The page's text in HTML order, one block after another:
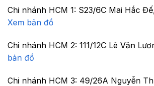
Chi nhánh HCM 1: S23/6C Mai Hắc
Xem bản đồ
Chi nhánh HCM 2: 111/12C Lê Văn
bản đồ
Chi nhánh HCM 3: 49/26A Nguyễn